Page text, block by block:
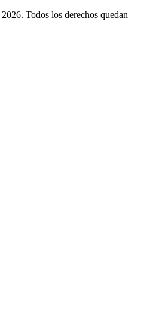
2026. Todos los derechos quedan